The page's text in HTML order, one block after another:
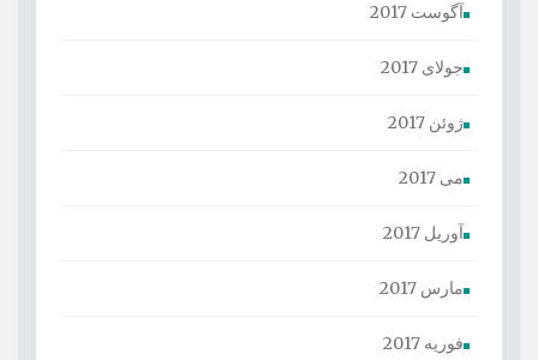
آگوست 2017
جولای 2017
ژوئن 2017
می 2017
آوریل 2017
مارس 2017
فوریه 2017